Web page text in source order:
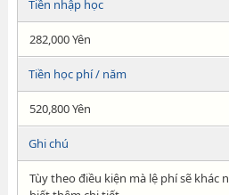
Tiền nhập học
282,000 Yên
Tiền học phí / năm
520,800 Yên
Ghi chú
Tùy theo điều kiện mà lệ phí sẽ khác